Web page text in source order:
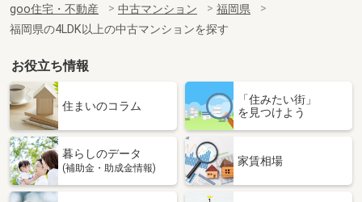
専有面積 50.76m²
間取り
2LDK
福岡県福岡市南区寺塚１
価 格
3,349万円
福岡県福岡市南区寺塚１
専有面積 78.88m²
間取り
福岡県福岡市南区横手４
goo住宅・不動産 中古マンション
福岡県
福岡県の4LDK以上の中古マンションを探す
お役立ち情報
住まいのコラム
「住みたい街」
を見つけよう
暮らしのデータ
(補助金・助成金情報)
家賃相場